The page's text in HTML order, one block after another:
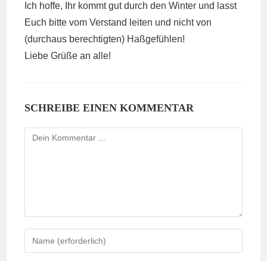
Ich hoffe, Ihr kommt gut durch den Winter und lasst
Euch bitte vom Verstand leiten und nicht von
(durchaus berechtigten) Haßgefühlen!
Liebe Grüße an alle!
SCHREIBE EINEN KOMMENTAR
Kommentieren
deinen